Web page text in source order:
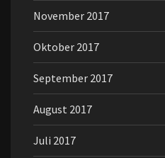
November 2017
Oktober 2017
September 2017
August 2017
Juli 2017